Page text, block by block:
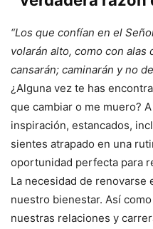
“Los que confían en el
volarán alto, como con alas
cansarán; caminarán y no
¿Alguna vez te has
que cambiar o me muero?
inspiración, estancados,
sientes atrapado en una
oportunidad perfecta para
La necesidad de renovarse
nuestro bienestar. Así
nuestras relaciones y